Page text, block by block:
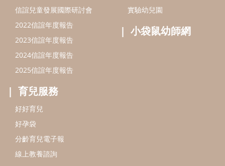
信誼兒童發展國際研討會
2022信誼年度報告
2023信誼年度報告
2024信誼年度報告
2025信誼年度報告
育兒服務
好好育兒
好孕袋
分齡育兒電子報
線上教養諮詢
實驗幼兒園
小袋鼠幼師網